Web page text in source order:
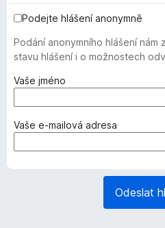
Podejte hlášení anonymně
Podání anonymního hlášení nám
stavu hlášení i o možnostech
Vaše jméno
y
ž
d
Vaše e-mailová adresa
y
d
o
Odeslat